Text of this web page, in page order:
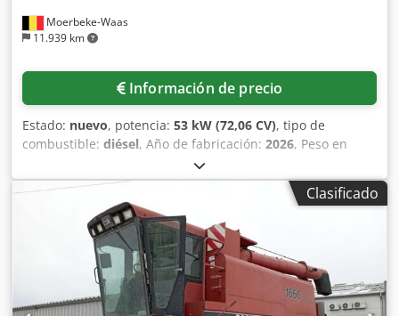
Moerbeke-Waas
11.939 km
Información de precio
Estado: nuevo, potencia: 53 kW (72,06 CV), tipo de
combustible: diésel, Año de fabricación: 2026, Peso en
vacío: 9.780 kg. Póngase en contacto con el departamento
de ventas de KEY-TEC para obtener más información.
Dkjdpozrrw Asfx Akqjr
Clasificado